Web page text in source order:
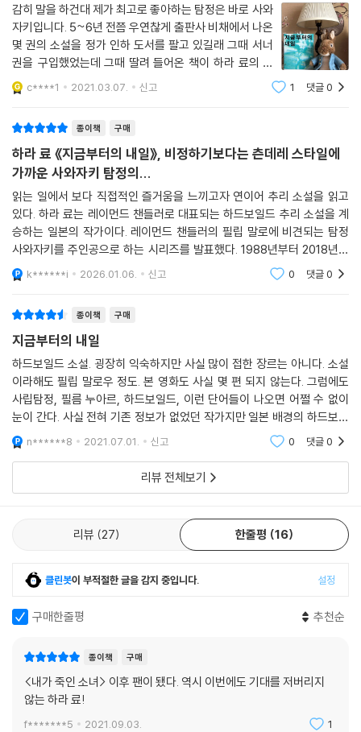
사와자키는 여전히 휴대전화 대신 전화응답 서비스를 애용하고 줄담배를
피우는 데다 반말을 일삼지만, 이제 블루버드 대신 이름도 모르는 자동차
를 몰고 건물주에게서는 오래된 사무실을 비워달라고 요구받는다. 신주쿠
경찰서의 ‘니시고리’와 ‘다지마’, 야쿠자 ‘하시즈메’와 ‘사가라’, 전화응답 서
비스의 허스키한 목소리 여성 직원, 르포라이터 ‘나오키’ 등 익숙한 인물이
잡는다. 여전히 냉혹하고 시크하지만, 오십대에 접어든 사와자키에게서 어
딘지 관조적 비장미 같은 것이 느껴지기도 한다. 그간의 발자취를 함께해
온 독자라면 이 작품이 더욱 애틋하고 소중하게 느껴질지도 모르겠다.
감히 말을 하건대 제가 최고로 좋아하는 탐정은 바로 사와
자키입니다. 5~6년 전쯤 우연찮게 출판사 비채에서 나온
몇 권의 소설을 정가 인하 도서를 팔고 있길래 그때 서너
권을 구입했었는데 그때 딸려 들어온 책이 하라 료의 데
뷔작인 그리고 밤은 되살아난다였으며 그때껏 읽어본 일
본의 탐정 혹은 미스터리 소설과는 완전히 다른 탐정 소설
c****1 2021.03.07. 신고 1 댓글0
종이책 구매
하라 료 《지금부터의 내일》, 비정하기보다는 츤데레 스타일에
가까운 사와자키 탐정의...
읽는 일에서 보다 직접적인 즐거움을 느끼고자 연이어 추리 소설을 읽고
있다. 하라 료는 레이먼드 챈들러로 대표되는 하드보일드 추리 소설을 계
승하는 일본의 작가이다. 레이먼드 챈들러의 필립 말로에 비견되는 탐정
사와자키를 주인공으로 하는 시리즈를 발표했다. 1988년부터 2018년까
지 다섯 권의 시리즈물이 발표 되었고, 《지금부터의 내일》은 2018년에 출
간되었다. 하라 료는
k******i 2026.01.06. 신고 0 댓글0
종이책 구매
지금부터의 내일
하드보일드 소설. 굉장히 익숙하지만 사실 많이 접한 장르는 아니다. 소설
이라해도 필립 말로우 정도. 본 영화도 사실 몇 편 되지 않는다. 그럼에도
사립탐정, 필름 누아르, 하드보일드, 이런 단어들이 나오면 어쩔 수 없이
눈이 간다. 사실 전혀 기존 정보가 없었던 작가지만 일본 배경의 하드보일
드에 어디선가의 좋은 평을 보고 펼쳐보게 되었다. 기존의 장르에 거의 한
치의 오차도 허
n******8 2021.07.01. 신고 0 댓글0
리뷰 전체보기
리뷰 27 한줄평 16
클린봇이 부적절한 글을 감지 중입니다. 설정
구매한줄평 추천순
종이책 구매
<내가 죽인 소녀> 이후 팬이 됐다. 역시 이번에도 기대를 저버리지
않는 하라 료!
f*******5 2021.09.03. 1